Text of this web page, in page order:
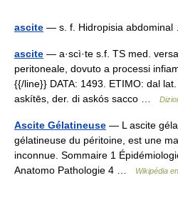
ascite — s. f. Hidropisia
ascite — a·scì·te s.f. TS med.
peritoneale, dovuto a processi
{{/line}} DATA: 1493. ETIMO: dal
askítēs, der. di askós sacco …
Ascite Gélatineuse — L ascite
gélatineuse du péritoine, est une
inconnue. Sommaire 1
Anatomo Pathologie 4 …
Wikipédia